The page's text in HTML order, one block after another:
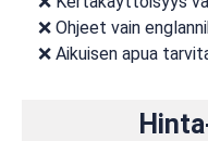
❌ Ohjeet vain
❌ Aikuisen apua